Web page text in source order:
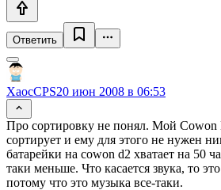
Ответить
XaocCPS20 июн 2008 в 06:53
Про сортировку не понял. Мой Cowon
сортирует и ему для этого не нужен
батарейки на cowon d2 хватает на 50
таки меньше. Что касается звука, то
потому что это музыка все-таки.